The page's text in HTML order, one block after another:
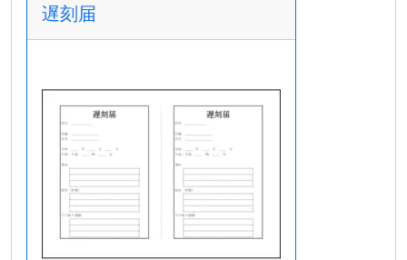
遅刻届